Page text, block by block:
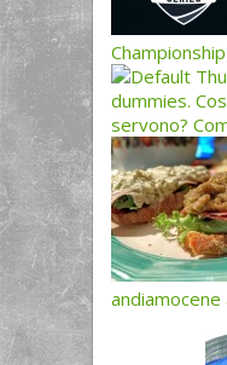
dummies.
servono?
andiamocene